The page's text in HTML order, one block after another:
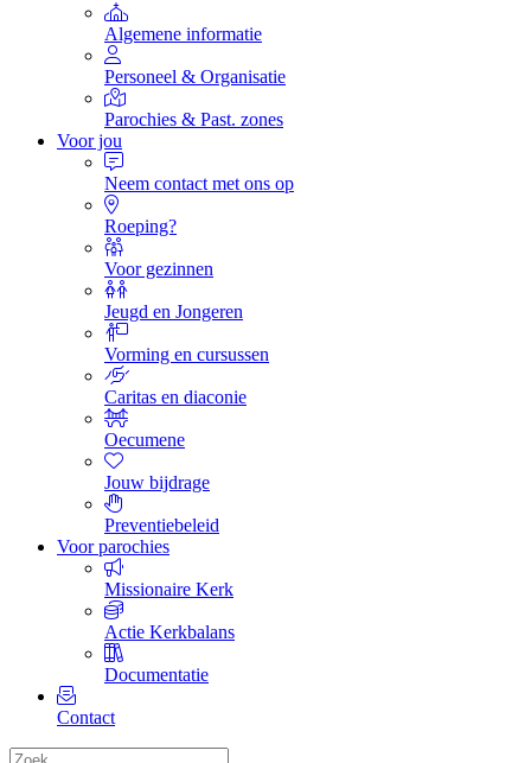
Algemene informatie
Personeel & Organisatie
Parochies & Past. zones
Voor jou
Neem contact met ons op
Roeping?
Voor gezinnen
Jeugd en Jongeren
Vorming en cursussen
Caritas en diaconie
Oecumene
Jouw bijdrage
Preventiebeleid
Voor parochies
Missionaire Kerk
Actie Kerkbalans
Documentatie
Contact